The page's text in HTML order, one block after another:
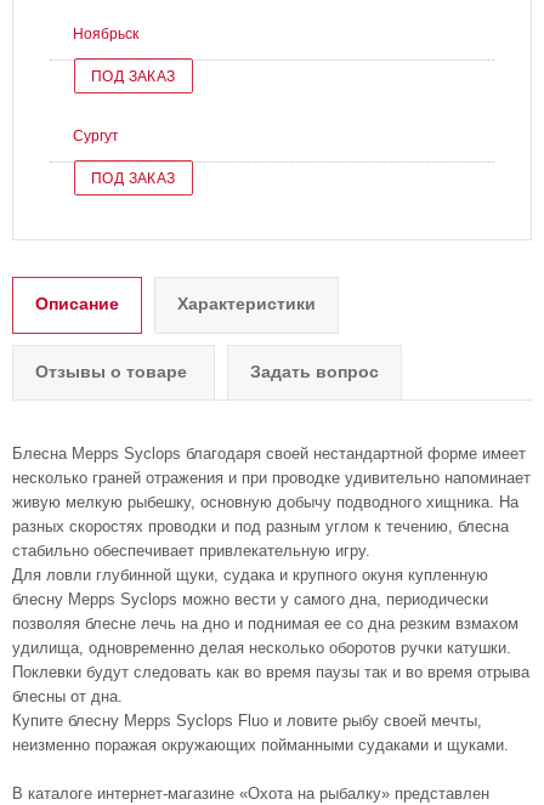
Ноябрьск
ПОД ЗАКАЗ
Сургут
ПОД ЗАКАЗ
Описание Характеристики
Отзывы о товаре Задать вопрос
Блесна Mepps Syclops благодаря своей нестандартной форме имеет
несколько граней отражения и при проводке удивительно напоминает
живую мелкую рыбешку, основную добычу подводного хищника. На
разных скоростях проводки и под разным углом к течению, блесна
стабильно обеспечивает привлекательную игру.
Для ловли глубинной щуки, судака и крупного окуня купленную
блесну Mepps Syclops можно вести у самого дна, периодически
позволяя блесне лечь на дно и поднимая ее со дна резким взмахом
удилища, одновременно делая несколько оборотов ручки катушки.
Поклевки будут следовать как во время паузы так и во время отрыва
блесны от дна.
Купите блесну Mepps Syclops Fluo и ловите рыбу своей мечты,
неизменно поражая окружающих пойманными судаками и щуками.
В каталоге интернет-магазине «Охота на рыбалку» представлен